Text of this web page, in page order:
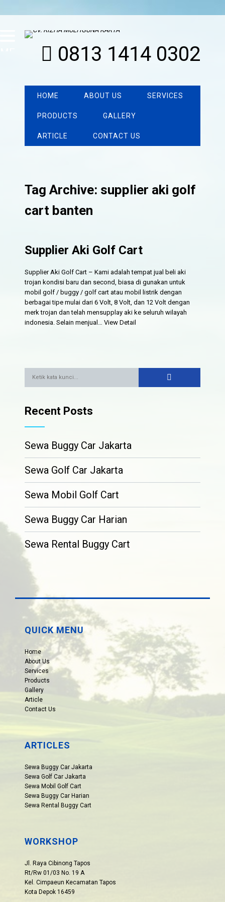
0813 1414 0302
HOME ABOUT US SERVICES
PRODUCTS GALLERY
ARTICLE CONTACT US
Tag Archive: supplier aki golf
cart banten
Supplier Aki Golf Cart
Supplier Aki Golf Cart – Kami adalah tempat jual beli aki
trojan kondisi baru dan second, biasa di gunakan untuk
mobil golf / buggy / golf cart atau mobil listrik dengan
berbagai tipe mulai dari 6 Volt, 8 Volt, dan 12 Volt dengan
merk trojan dan telah mensupplay aki ke seluruh wilayah
indonesia. Selain menjual…View Detail
Recent Posts
Sewa Buggy Car Jakarta
Sewa Golf Car Jakarta
Sewa Mobil Golf Cart
Sewa Buggy Car Harian
Sewa Rental Buggy Cart
QUICK MENU
Home
About Us
Services
Products
Gallery
Article
Contact Us
ARTICLES
Sewa Buggy Car Jakarta
Sewa Golf Car Jakarta
Sewa Mobil Golf Cart
Sewa Buggy Car Harian
Sewa Rental Buggy Cart
WORKSHOP
Jl. Raya Cibinong Tapos
Rt/Rw 01/03 No. 19 A
Kel. Cimpaeun Kecamatan Tapos
Kota Depok 16459